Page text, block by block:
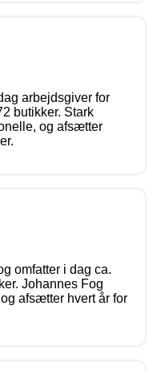
arbejdsgiver for
butikker. Stark
og afsætter
omfatter i dag ca.
Johannes Fog
afsætter hvert år for